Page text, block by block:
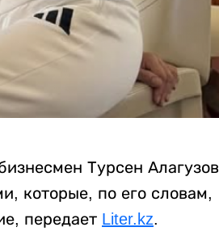
Турсен Алагузов
которые, по его словам,
передает Liter.kz.